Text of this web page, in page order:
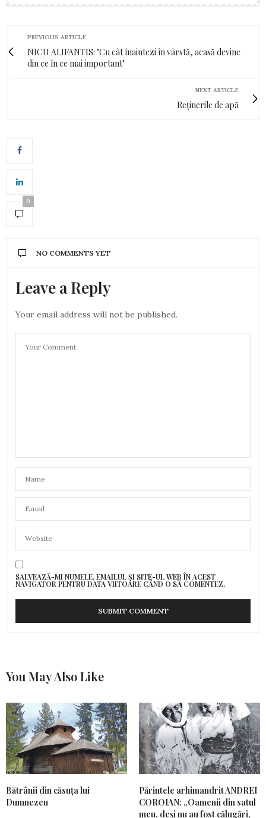
PREVIOUS ARTICLE
NICU ALIFANTIS: "Cu cât înaintezi în vârstă, acasă devine
din ce în ce mai important"
NEXT ARTICLE
Reținerile de apă
0
NO COMMENTS YET
Leave a Reply
Your email address will not be published.
SALVEAZĂ-MI NUMELE, EMAILUL ȘI SITE-UL WEB ÎN ACEST
NAVIGATOR PENTRU DATA VIITOARE CÂND O SĂ COMENTEZ.
You May Also Like
Bătrânii din căsuța lui
Dumnezeu
Părintele arhimandrit ANDREI
COROIAN: „Oamenii din satul
meu, deși nu au fost călugări,